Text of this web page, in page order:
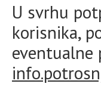
U svrhu
korisnika,
eventualne